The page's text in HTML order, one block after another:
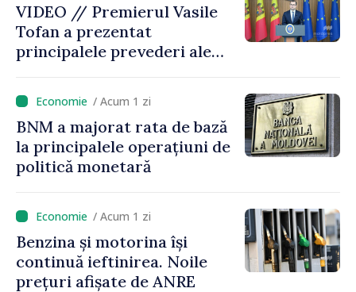
VIDEO // Premierul Vasile
Tofan a prezentat
principalele prevederi ale
2027
/ Acum 1 zi
BNM a majorat rata de bază
la principalele operațiuni de
politică monetară
/ Acum 1 zi
Benzina și motorina își
continuă ieftinirea. Noile
prețuri afișate de ANRE